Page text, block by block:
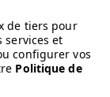
de tiers pour
services et
configurer vos
Politique de